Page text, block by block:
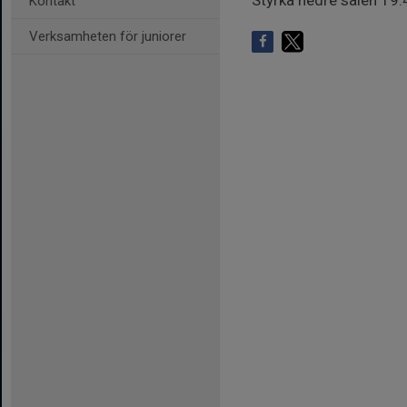
Verksamheten för juniorer